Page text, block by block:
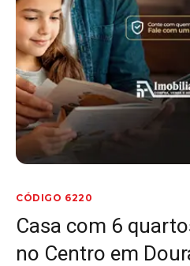
CÓDIGO 6220
Casa com 6
no Centro em